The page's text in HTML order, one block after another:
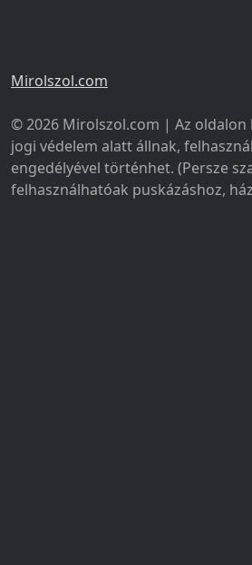
Mirolszol.com
© 2026 Mirolszol.com | Az
jogi védelem alatt állnak,
engedélyével történhet. (Persze
felhasználhatóak puskázáshoz,